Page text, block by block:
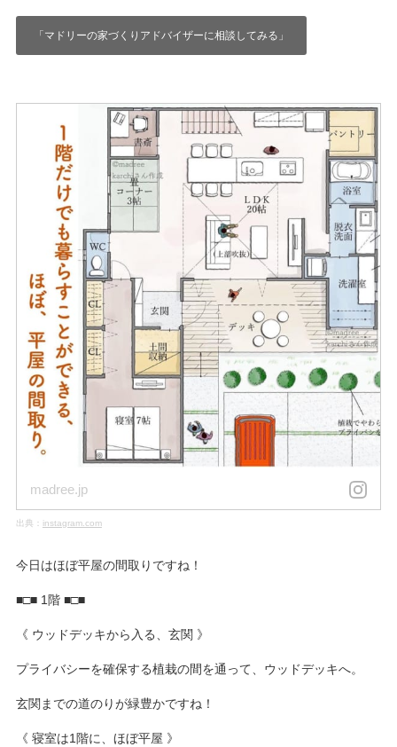
「マドリーの家づくりアドバイザーに相談してみる」
madree.jp
出典： instagram.com
今日はほぼ平屋の間取りですね！
■□■ 1階 ■□■
《 ウッドデッキから入る、玄関 》
プライバシーを確保する植栽の間を通って、ウッドデッキへ。
玄関までの道のりが緑豊かですね！
《 寝室は1階に、ほぼ平屋 》